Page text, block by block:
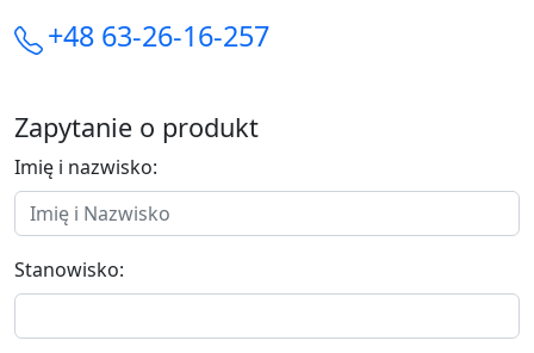
+48 63-26-16-257
Zapytanie o produkt
Imię i nazwisko:
Stanowisko: